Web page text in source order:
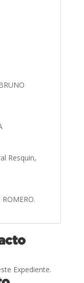
Resquin,
Expediente.